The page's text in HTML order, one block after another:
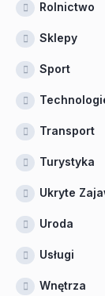
Rolnictwo
Sklepy
Sport
Transport
Turystyka
Ukryte
Uroda
Usługi
Wnętrza